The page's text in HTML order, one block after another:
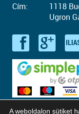
Cím:
1118
Ugron
A weboldalon sütiket